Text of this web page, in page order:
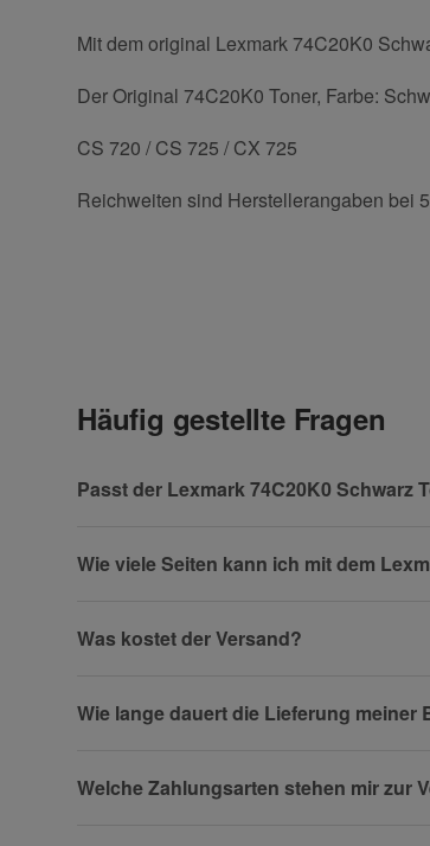
Mit dem original Lexmark 74C20K0
Der Original 74C20K0 Toner, Farbe:
CS 720 / CS 725 / CX 725
Reichweiten sind Herstellerangaben bei
Telefon
Häufig gestellte Fragen
Passt der Lexmark 74C20K0 Schwarz
Wie viele Seiten kann ich mit dem
Was kostet der Versand?
Wie lange dauert die Lieferung meiner
Welche Zahlungsarten stehen mir zur